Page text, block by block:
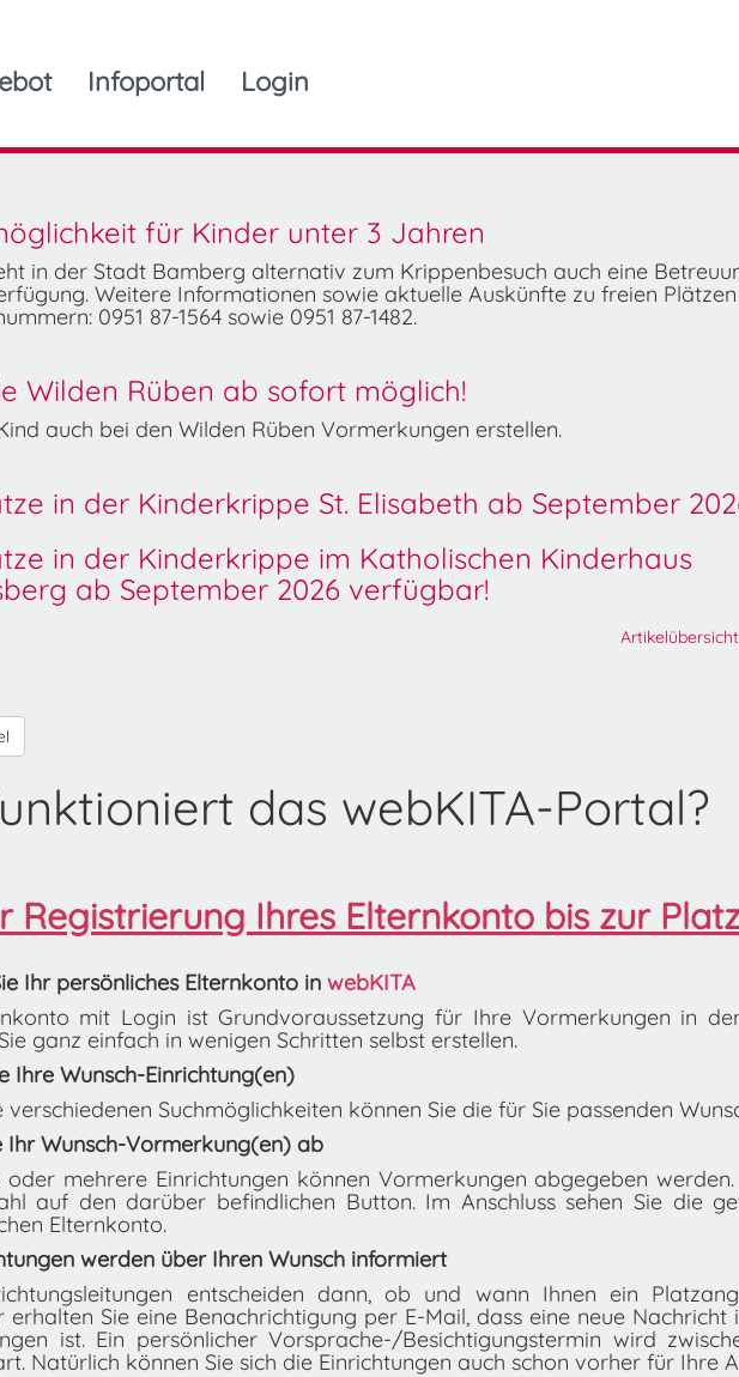
Infoportal Login
für Kinder unter 3 Jahren
in der Stadt Bamberg alternativ zum Krippenbesuch auch eine
Weitere Informationen sowie aktuelle Auskünfte zu freien
0951 87-1564 sowie 0951 87-1482.
Wilden Rüben ab sofort möglich!
auch bei den Wilden Rüben Vormerkungen erstellen.
in der Kinderkrippe St. Elisabeth ab September
in der Kinderkrippe im Katholischen Kinderhaus
ab September 2026 verfügbar!
Artikelübersicht
das webKITA-Portal?
Registrierung Ihres Elternkonto bis zur
Ihr persönliches Elternkonto in webKITA
mit Login ist Grundvoraussetzung für Ihre Vormerkungen in
ganz einfach in wenigen Schritten selbst erstellen.
Ihre Wunsch-Einrichtung(en)
verschiedenen Suchmöglichkeiten können Sie die für Sie passenden
Ihr Wunsch-Vormerkung(en) ab
oder mehrere Einrichtungen können Vormerkungen abgegeben
auf den darüber befindlichen Button. Im Anschluss sehen Sie die
Elternkonto.
werden über Ihren Wunsch informiert
entscheiden dann, ob und wann Ihnen ein
erhalten Sie eine Benachrichtigung per E-Mail, dass eine neue
ist. Ein persönlicher Vorsprache-/Besichtigungstermin wird
Natürlich können Sie sich die Einrichtungen auch schon vorher für Ihre